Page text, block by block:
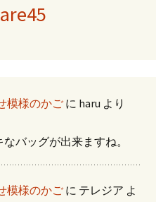
模様のかご に haru より
バッグが出来ますね。
模様のかご に テレジア よ